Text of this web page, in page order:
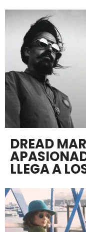
DREAD
LLEGA A